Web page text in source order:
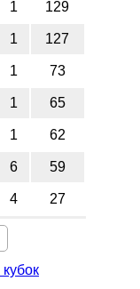
1 129
1 127
1 73
1 65
1 62
6 59
4 27